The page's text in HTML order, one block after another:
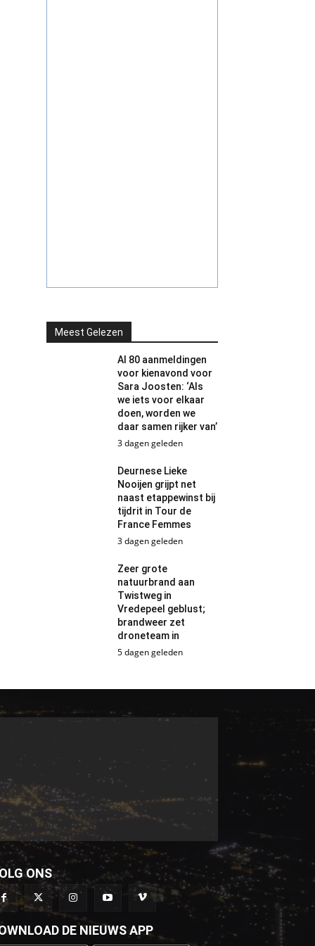
Meest Gelezen
Al 80 aanmeldingen
voor kienavond voor
Sara Joosten: ‘Als
we iets voor elkaar
doen, worden we
daar samen rijker van’
3 dagen geleden
Deurnese Lieke
Nooijen grijpt net
naast etappewinst bij
tijdrit in Tour de
France Femmes
3 dagen geleden
Zeer grote
natuurbrand aan
Twistweg in
Vredepeel geblust;
brandweer zet
droneteam in
5 dagen geleden
ONS
DE NIEUWS APP